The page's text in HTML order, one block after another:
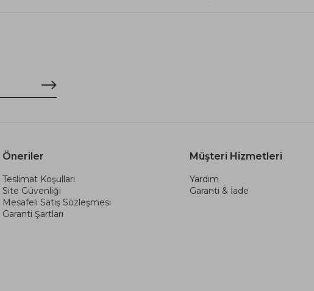
Öneriler
Teslimat Koşulları
Site Güvenliği
Mesafeli Satış Sözleşmesi
Garanti Şartları
Müşteri Hizmetleri
Yardım
Garanti & İade